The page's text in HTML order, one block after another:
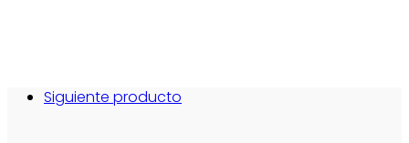
Siguiente producto